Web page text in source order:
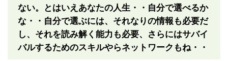
ない。とはいえあなたの人生・・自分で選べるか
な・・自分で選ぶには、それなりの情報も必要だ
し、それを読み解く能力も必要、さらにはサバイ
バルするためのスキルやらネットワークもね・・